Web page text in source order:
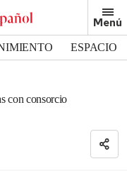
Menú
ESPACIO
con consorcio